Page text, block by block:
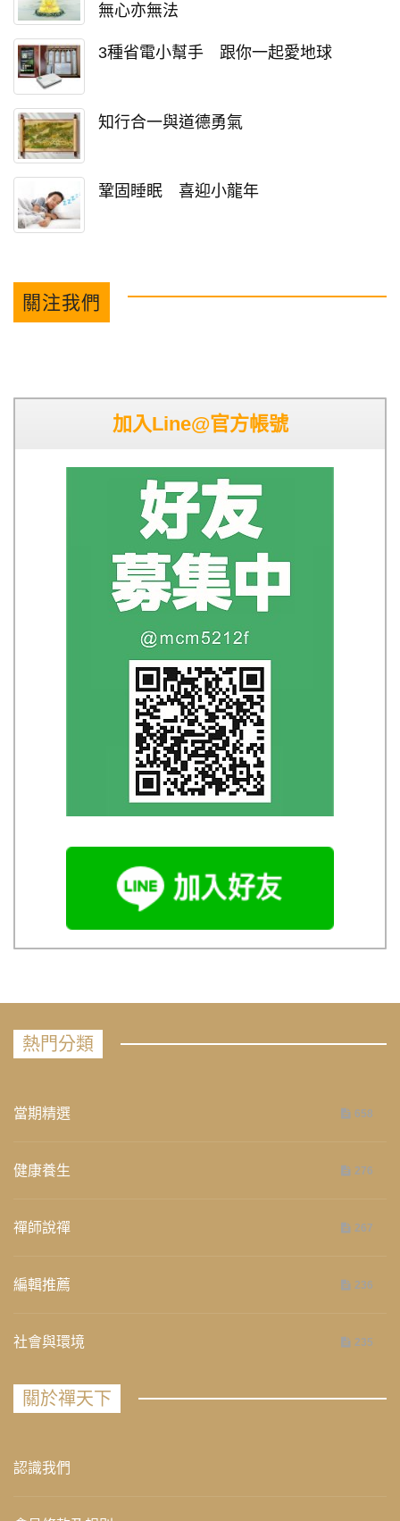
無心亦無法
3種省電小幫手 跟你一起愛地球
知行合一與道德勇氣
鞏固睡眠 喜迎小龍年
關注我們
加入Line@官方帳號
熱門分類
當期精選 658
健康養生 276
禪師說禪 267
編輯推薦 236
社會與環境 235
關於禪天下
認識我們